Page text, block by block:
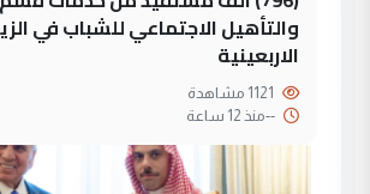
والتأهيل الاجتماعي للشباب في
الاربعينية
--منذ 12 ساعة